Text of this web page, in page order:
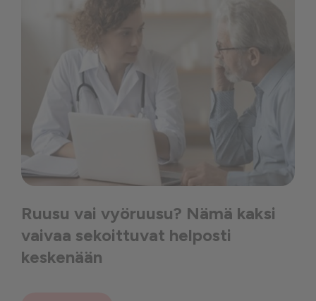
Ruusu vai vyöruusu? Nämä kaksi
vaivaa sekoittuvat helposti
keskenään